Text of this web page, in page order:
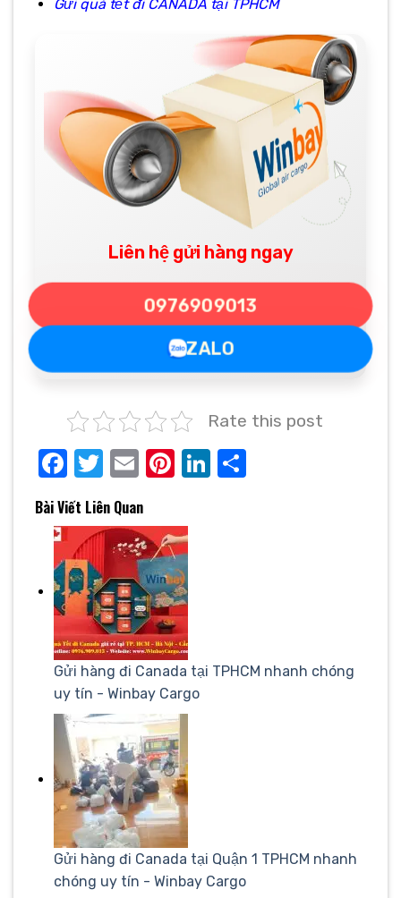
Gửi quà tết đi CANADA tại TPHCM
Liên hệ gửi hàng ngay
0976909013
ZALO
Rate this post
Facebook
Twitter
EmailPinterest
LinkedIn
Bài Viết Liên Quan
Gửi hàng đi Canada tại TPHCM nhanh chóng
uy tín - Winbay Cargo
Gửi hàng đi Canada tại Quận 1 TPHCM nhanh
chóng uy tín - Winbay Cargo